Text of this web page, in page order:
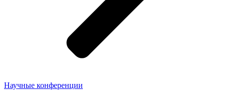
Научные конференции